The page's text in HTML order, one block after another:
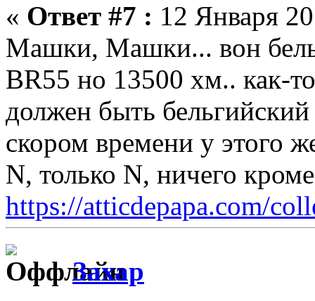
« Ответ #7 : 12 Января
Машки, Машки... вон
BR55 но 13500 хм.. как-
должен быть
скором времени у этого
N, только N, ничего
https://atticdepapa.com/
Захар